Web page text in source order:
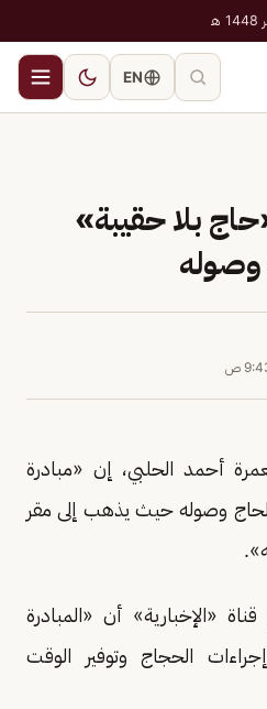
EN
بلا حقيبة»
وصوله
ص
أحمد الحلبي، إن «مبادرة
وصوله حيث يذهب إلى مقر
«الإخبارية» أن «المبادرة
الحجاج وتوفير الوقت